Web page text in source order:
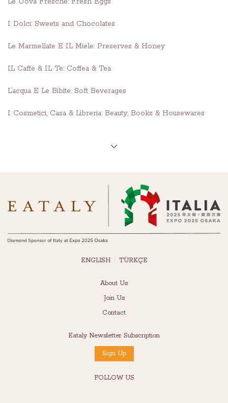
I Dolci: Sweets and Chocolates
Le Marmellate E IL Miele: Preserves & Honey
IL Caffè & IL Tè: Coffea & Tea
L’acqua E Le Bibite: Soft Beverages
I Cosmetici, Casa & Libreria: Beauty, Books & Housewares
ENGLISH TÜRKÇE
About Us
Join Us
Contact
Eataly Newsletter Subscription
Sign Up
FOLLOW US